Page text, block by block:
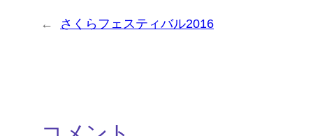
← さくらフェスティバル2016